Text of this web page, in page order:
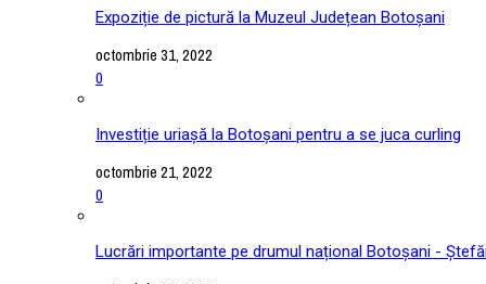
Expoziție de pictură la Muzeul Județean Botoșani
octombrie 31, 2022
0
Investiție uriașă la Botoșani pentru a se juca curling
octombrie 21, 2022
0
Lucrări importante pe drumul național Botoșani -